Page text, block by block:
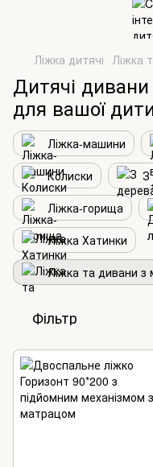
Ліжка дитячі Ліжка
Дитячі
для вашої
Ліжка-машини
Колиски
З
Ліжка-горища
Ліжка Хатинки
Ліжка та дивани
Фільтр